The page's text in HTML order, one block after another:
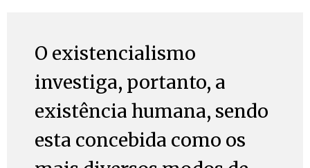
O existencialismo
investiga, portanto, a
existência humana, sendo
esta concebida como os